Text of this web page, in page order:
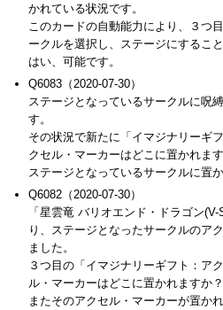
かれている状況です。
このカードの自動能力により、３つ
ークルを選択し、ステージにするこ
はい、可能です。
Q6083（2020-07-30）
ステージとなっているサークルに呪
す。
その状況で新たに「イマジナリーギ
クセル・マーカーはどこに置かれま
ステージとなっているサークルに置か
Q6082（2020-07-30）
「星雲竜 バリオエンド・ドラゴン
り、ステージとなったサークルのア
ました。
３つ目の「イマジナリーギフト：ア
ル・マーカーはどこに置かれますか？
またそのアクセル・マーカーが置か